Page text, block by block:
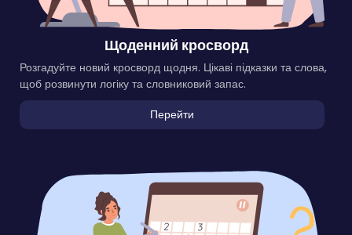
Щоденний кросворд
Розгадуйте новий кросворд щодня. Цікаві підказки та слова,
щоб розвинути логіку та словниковий запас.
Перейти